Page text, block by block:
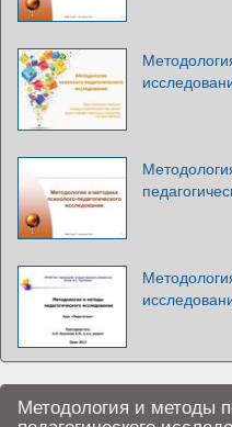
Методология и методы